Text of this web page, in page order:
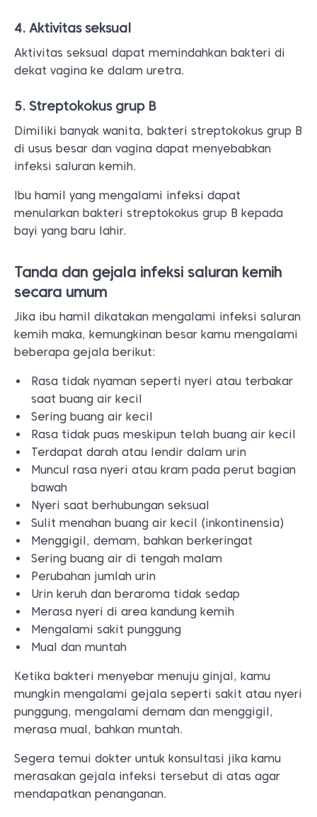
4. Aktivitas seksual
Aktivitas seksual dapat memindahkan bakteri di
dekat vagina ke dalam uretra.
5. Streptokokus grup B
Dimiliki banyak wanita, bakteri streptokokus grup B
di usus besar dan vagina dapat menyebabkan
infeksi saluran kemih.
Ibu hamil yang mengalami infeksi dapat
menularkan bakteri streptokokus grup B kepada
bayi yang baru lahir.
Tanda dan gejala infeksi saluran kemih
secara umum
Jika ibu hamil dikatakan mengalami infeksi saluran
kemih maka, kemungkinan besar kamu mengalami
beberapa gejala berikut:
Rasa tidak nyaman seperti nyeri atau terbakar
saat buang air kecil
Sering buang air kecil
Rasa tidak puas meskipun telah buang air kecil
Terdapat darah atau lendir dalam urin
Muncul rasa nyeri atau kram pada perut bagian
bawah
Nyeri saat berhubungan seksual
Sulit menahan buang air kecil (inkontinensia)
Menggigil, demam, bahkan berkeringat
Sering buang air di tengah malam
Perubahan jumlah urin
Urin keruh dan beraroma tidak sedap
Merasa nyeri di area kandung kemih
Mengalami sakit punggung
Mual dan muntah
Ketika bakteri menyebar menuju ginjal, kamu
mungkin mengalami gejala seperti sakit atau nyeri
punggung, mengalami demam dan menggigil,
merasa mual, bahkan muntah.
Segera temui dokter untuk konsultasi jika kamu
merasakan gejala infeksi tersebut di atas agar
mendapatkan penanganan.